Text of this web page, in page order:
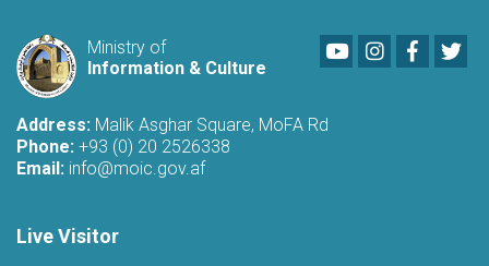
Ministry of
Information & Culture
YoutubeLinkedIn
Address: Malik Asghar Square, MoFA Rd
Phone: +93 (0) 20 2526338
Email: info@moic.gov.af
Live Visitor